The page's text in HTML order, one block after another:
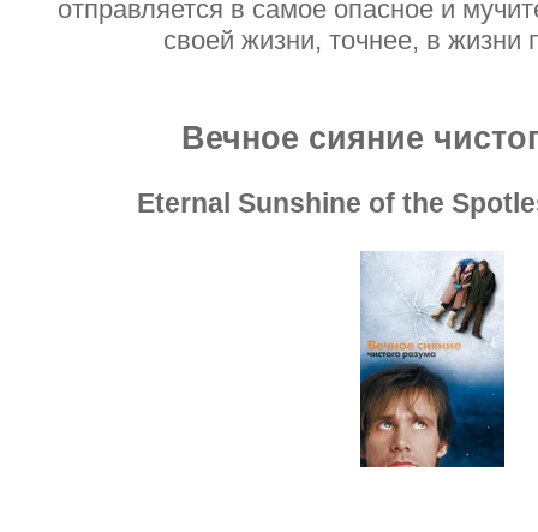
отправляется в самое опасное и
своей жизни, точнее, в жизни
Вечное сияние
Eternal Sunshine of the